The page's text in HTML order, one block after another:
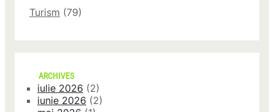
Turism (79)
ARCHIVES
iulie 2026 (2)
iunie 2026 (2)